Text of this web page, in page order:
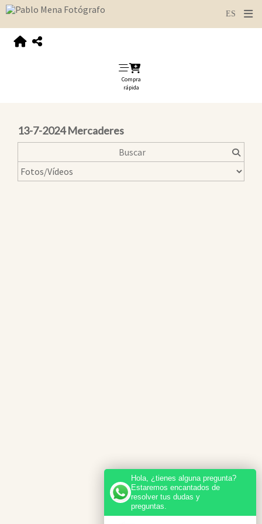
Compra
rápida
13-7-2024 Mercaderes
Hola, ¿tienes alguna pregunta?
Estaremos encantados de
resolver tus dudas y
preguntas.